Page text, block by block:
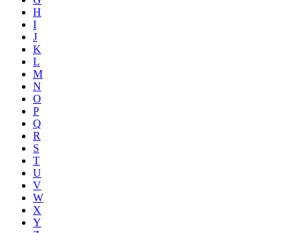
H
I
J
K
L
M
N
O
P
Q
R
S
T
U
V
W
X
Y